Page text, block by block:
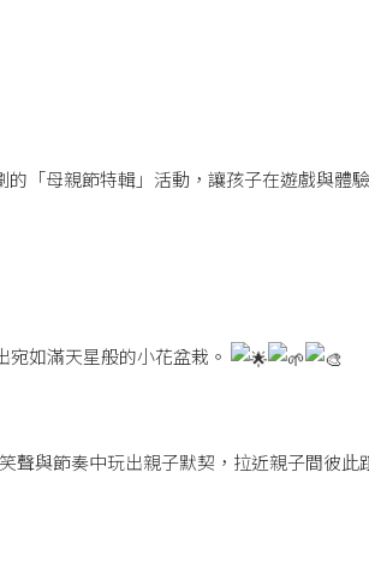
「母親節特輯」活動，讓孩子在遊戲與體
宛如滿天星般的小花盆栽。
聲與節奏中玩出親子默契，拉近親子間彼此